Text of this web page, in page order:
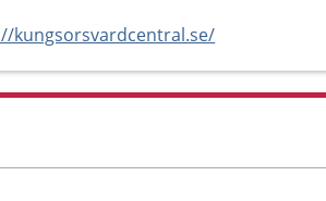
kungsorsvardcentral.se/